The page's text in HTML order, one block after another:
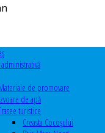
de promovare
de apă
turistice
Creasta Cocoșului